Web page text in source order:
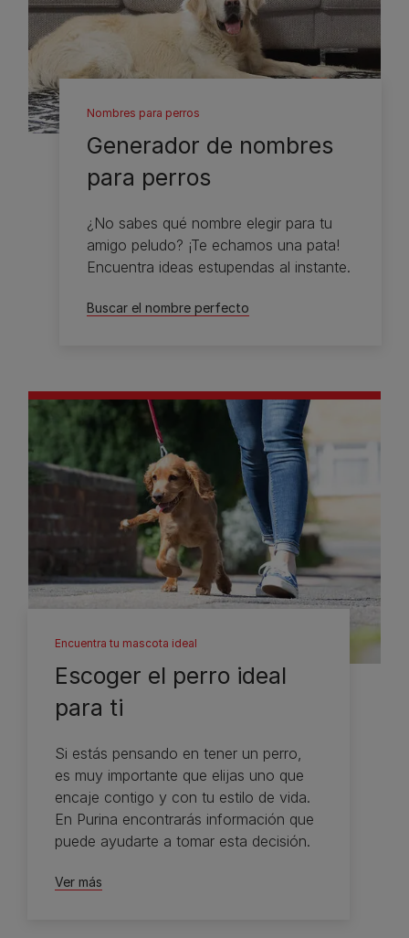
Nombres para perros
Generador de nombres
para perros
¿No sabes qué nombre elegir para tu
amigo peludo? ¡Te echamos una pata!
Encuentra ideas estupendas al instante.
Buscar el nombre perfecto
Encuentra tu mascota ideal
Escoger el perro ideal
para ti
Si estás pensando en tener un perro,
es muy importante que elijas uno que
encaje contigo y con tu estilo de vida.
En Purina encontrarás información que
puede ayudarte a tomar esta decisión.
Ver más